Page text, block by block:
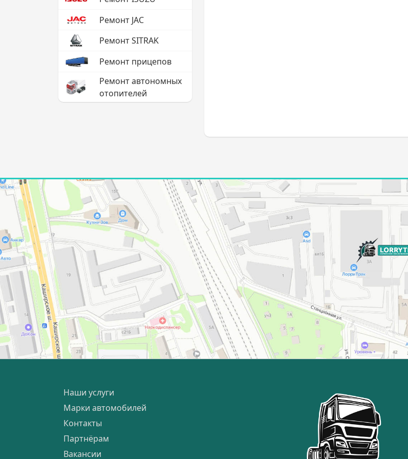
Ремонт JAC
Ремонт SITRAK
Ремонт прицепов
Ремонт автономных
отопителей
Наши услуги
Марки автомобилей
Контакты
Партнёрам
Вакансии